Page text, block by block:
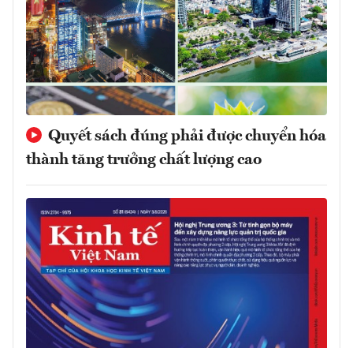
Quyết sách đúng phải được chuyển hóa
thành tăng trưởng chất lượng cao